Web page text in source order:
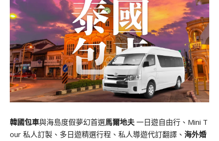
韓國包車與海島度假夢幻首選馬爾地夫 一日遊自由行、Mini T
our 私人訂製、多日遊精選行程、私人導遊代訂翻譯、 海外婚